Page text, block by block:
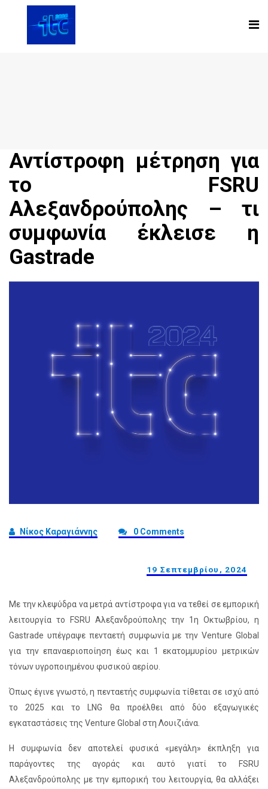
Αντίστροφη μέτρηση για
το FSRU
Αλεξανδρούπολης – τι
συμφωνία έκλεισε η
Gastrade
Νίκος Καραγιάννης 0 Comments
19 Σεπτεμβρίου, 2024
Με την κλεψύδρα να μετρά αντίστροφα για να τεθεί σε εμπορική
λειτουργία το FSRU Αλεξανδρούπολης την 1η Οκτωβρίου, η
Gastrade υπέγραψε πενταετή συμφωνία με την Venture Global
για την επαναεριοποίηση έως και 1 εκατομμυρίου μετρικών
τόνων υγροποιημένου φυσικού αερίου.
Όπως έγινε γνωστό, η πενταετής συμφωνία τίθεται σε ισχύ από
το 2025 και το LNG θα προέλθει από δύο εξαγωγικές
εγκαταστάσεις της Venture Global στη Λουιζιάνα.
Η συμφωνία δεν αποτελεί φυσικά «μεγάλη» έκπληξη για
παράγοντες της αγοράς και αυτό γιατί το FSRU
Αλεξανδρούπολης με την εμπορική του λειτουργία, θα αλλάξει